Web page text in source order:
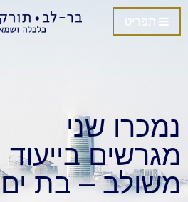
נמכרו שני
מגרשים בייעוד
משולב – בת ים